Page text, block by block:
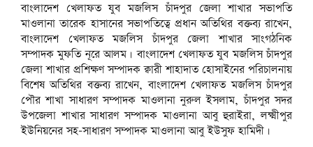
বাংলাদেশ খেলাফত যুব মজলিস চাঁদপুর জেলা শাখার সভাপতি
মাওলানা তারেক হাসানের সভাপতিত্বে প্রধান অতিথির বক্তব্য রাখেন,
বাংলাদেশ খেলাফত মজলিস চাঁদপুর জেলা শাখার সাংগঠনিক
সম্পাদক মুফতি নূরে আলম। বাংলাদেশ খেলাফত যুব মজলিস চাঁদপুর
জেলা শাখার প্রশিক্ষণ সম্পাদক ক্বারী শাহাদাত হোসাইনের পরিচালনায়
বিশেষ অতিথির বক্তব্য রাখেন, বাংলাদেশ খেলাফত মজলিস চাঁদপুর
পৌর শাখা সাধারণ সম্পাদক মাওলানা নুরুল ইসলাম, চাঁদপুর সদর
উপজেলা শাখার সাধারণ সম্পাদক মাওলানা আবু হুরাইরা, লক্ষ্মীপুর
ইউনিয়নের সহ-সাধারণ সম্পাদক মাওলানা আবু ইউসুফ হামিদী।